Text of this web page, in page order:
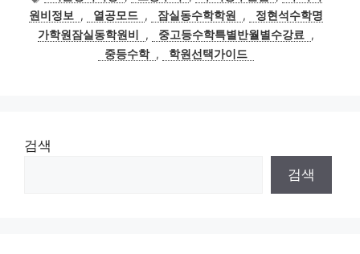
고
리
그
원비정보
, 열공모드 , 잠실동수학학원 ,
정현석수학명
가학원잠실동학원비
, 중고등수학특별반월별수강료
,
중등수학 , 학원선택가이드
검색
검색